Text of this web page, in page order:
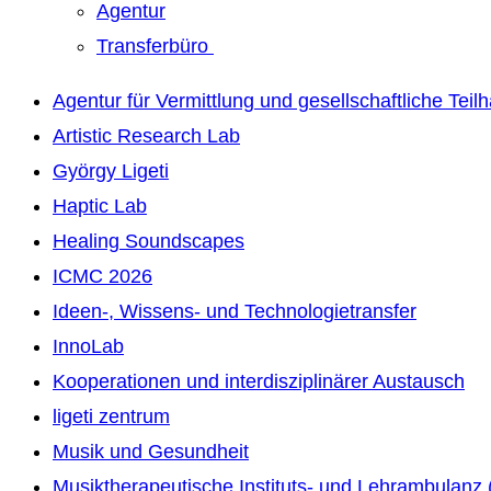
Agentur
Transferbüro
Agentur für Vermittlung und gesellschaftliche
Artistic Research Lab
György Ligeti
Haptic Lab
Healing Soundscapes
ICMC 2026
Ideen-, Wissens- und Technologietransfer
InnoLab
Kooperationen und interdisziplinärer Austausch
ligeti zentrum
Musik und Gesundheit
Musiktherapeutische Instituts- und Lehrambulanz